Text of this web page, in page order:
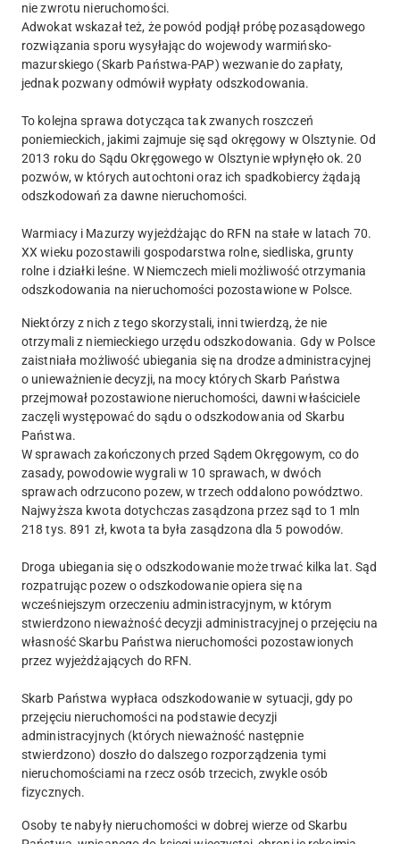
nie zwrotu nieruchomości.
Adwokat wskazał też, że powód podjął próbę pozasądowego
rozwiązania sporu wysyłając do wojewody warmińsko-
mazurskiego (Skarb Państwa-PAP) wezwanie do zapłaty,
jednak pozwany odmówił wypłaty odszkodowania.
To kolejna sprawa dotycząca tak zwanych roszczeń
poniemieckich, jakimi zajmuje się sąd okręgowy w Olsztynie. Od
2013 roku do Sądu Okręgowego w Olsztynie wpłynęło ok. 20
pozwów, w których autochtoni oraz ich spadkobiercy żądają
odszkodowań za dawne nieruchomości.
Warmiacy i Mazurzy wyjeżdżając do RFN na stałe w latach 70.
XX wieku pozostawili gospodarstwa rolne, siedliska, grunty
rolne i działki leśne. W Niemczech mieli możliwość otrzymania
odszkodowania na nieruchomości pozostawione w Polsce.
Niektórzy z nich z tego skorzystali, inni twierdzą, że nie
otrzymali z niemieckiego urzędu odszkodowania. Gdy w Polsce
zaistniała możliwość ubiegania się na drodze administracyjnej
o unieważnienie decyzji, na mocy których Skarb Państwa
przejmował pozostawione nieruchomości, dawni właściciele
zaczęli występować do sądu o odszkodowania od Skarbu
Państwa.
W sprawach zakończonych przed Sądem Okręgowym, co do
zasady, powodowie wygrali w 10 sprawach, w dwóch
sprawach odrzucono pozew, w trzech oddalono powództwo.
Najwyższa kwota dotychczas zasądzona przez sąd to 1 mln
218 tys. 891 zł, kwota ta była zasądzona dla 5 powodów.
Droga ubiegania się o odszkodowanie może trwać kilka lat. Sąd
rozpatrując pozew o odszkodowanie opiera się na
wcześniejszym orzeczeniu administracyjnym, w którym
stwierdzono nieważność decyzji administracyjnej o przejęciu na
własność Skarbu Państwa nieruchomości pozostawionych
przez wyjeżdżających do RFN.
Skarb Państwa wypłaca odszkodowanie w sytuacji, gdy po
przejęciu nieruchomości na podstawie decyzji
administracyjnych (których nieważność następnie
stwierdzono) doszło do dalszego rozporządzenia tymi
nieruchomościami na rzecz osób trzecich, zwykle osób
fizycznych.
Osoby te nabyły nieruchomości w dobrej wierze od Skarbu